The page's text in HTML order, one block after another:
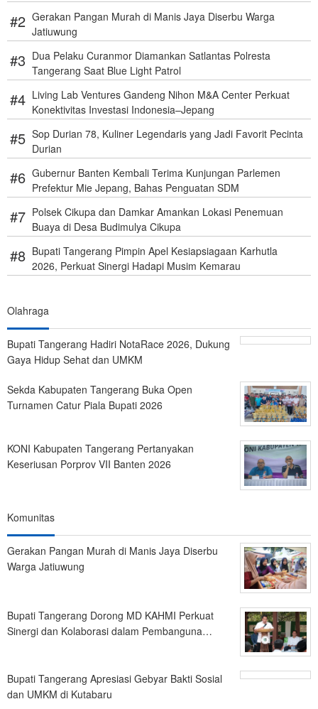
Gerakan Pangan Murah di Manis Jaya Diserbu Warga
Jatiuwung
Dua Pelaku Curanmor Diamankan Satlantas Polresta
Tangerang Saat Blue Light Patrol
Living Lab Ventures Gandeng Nihon M&A Center Perkuat
Konektivitas Investasi Indonesia–Jepang
Sop Durian 78, Kuliner Legendaris yang Jadi Favorit Pecinta
Durian
Gubernur Banten Kembali Terima Kunjungan Parlemen
Prefektur Mie Jepang, Bahas Penguatan SDM
Polsek Cikupa dan Damkar Amankan Lokasi Penemuan
Buaya di Desa Budimulya Cikupa
Bupati Tangerang Pimpin Apel Kesiapsiagaan Karhutla
2026, Perkuat Sinergi Hadapi Musim Kemarau
Olahraga
Bupati Tangerang Hadiri NotaRace 2026, Dukung
Gaya Hidup Sehat dan UMKM
Sekda Kabupaten Tangerang Buka Open
Turnamen Catur Piala Bupati 2026
KONI Kabupaten Tangerang Pertanyakan
Keseriusan Porprov VII Banten 2026
Komunitas
Gerakan Pangan Murah di Manis Jaya Diserbu
Warga Jatiuwung
Bupati Tangerang Dorong MD KAHMI Perkuat
Sinergi dan Kolaborasi dalam Pembanguna…
Bupati Tangerang Apresiasi Gebyar Bakti Sosial
dan UMKM di Kutabaru